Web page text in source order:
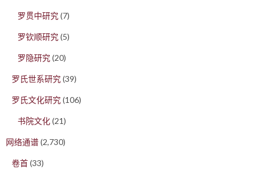
罗贯中研究(7)
罗钦顺研究(5)
罗隐研究(20)
罗氏世系研究(39)
罗氏文化研究(106)
书院文化(21)
网络通谱(2,730)
卷首(33)